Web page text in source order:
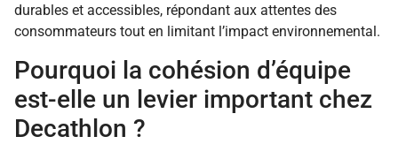
durables et accessibles, répondant aux attentes des
consommateurs tout en limitant l’impact environnemental.
Pourquoi la cohésion d’équipe
est-elle un levier important chez
Decathlon ?